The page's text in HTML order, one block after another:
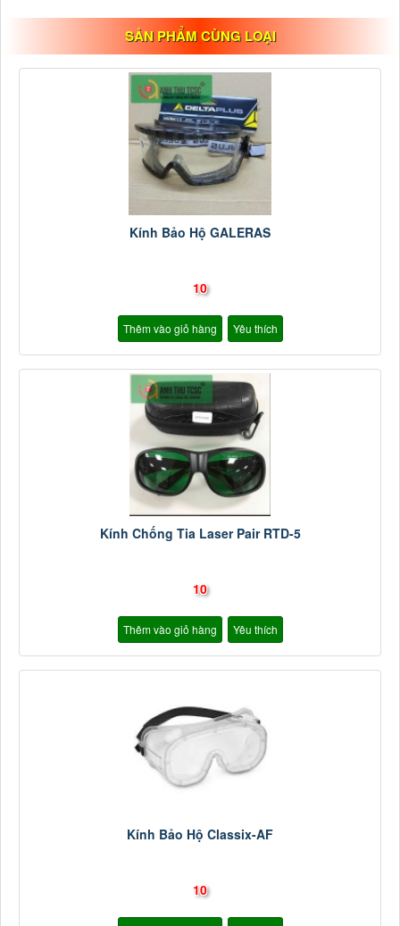
SẢN PHẨM CÙNG LOẠI
Kính Bảo Hộ GALERAS
10
Thêm vào giỏ hàng Yêu thích
Kính Chống Tia Laser Pair RTD-5
10
Thêm vào giỏ hàng Yêu thích
Kính Bảo Hộ Classix-AF
10